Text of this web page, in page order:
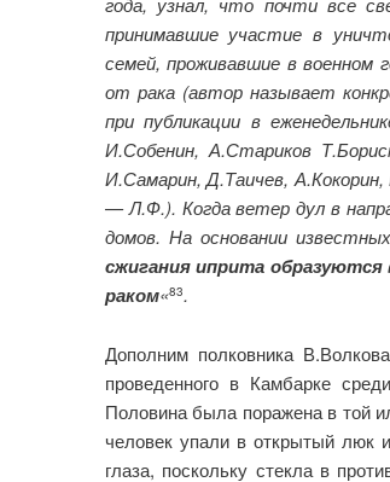
принимавшие участие в
семей, проживавшие в военном
от рака (автор называет
при публикации в
И.Собенин, А.Стариков
И.Самарин, Д.Таичев,
— Л.Ф.). Когда ветер дул в
домов. На основании
сжигания иприта
раком«83.
Дополним полковника
проведенного в Камбарке
Половина была поражена в той
человек упали в открытый люк
глаза, поскольку стекла в